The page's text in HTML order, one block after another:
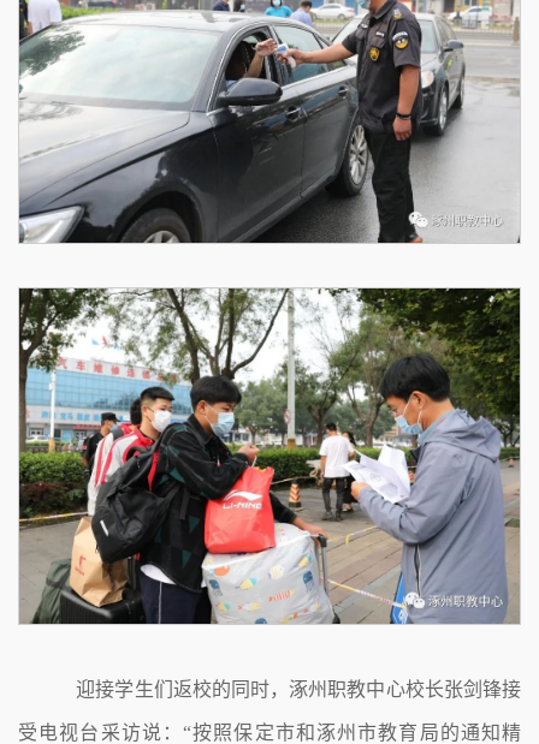
迎接学生们返校的同时，涿州职教中心校长张剑锋接
受电视台采访说：“按照保定市和涿州市教育局的通知精